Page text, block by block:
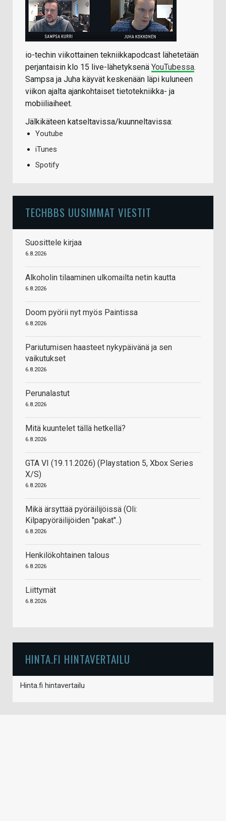
io-techin viikottainen tekniikkapodcast lähetetään
perjantaisin klo 15 live-lähetyksenä YouTubessa.
Sampsa ja Juha käyvät keskenään läpi kuluneen
viikon ajalta ajankohtaiset tietotekniikka- ja
mobiiliaiheet.
Jälkikäteen katseltavissa/kuunneltavissa:
Youtube
iTunes
Spotify
TECHBBS UUSIMMAT VIESTIT
Suosittele kirjaa
6.8.2026
Alkoholin tilaaminen ulkomailta netin kautta
6.8.2026
Doom pyörii nyt myös Paintissa
6.8.2026
Pariutumisen haasteet nykypäivänä ja sen
vaikutukset
6.8.2026
Perunalastut
6.8.2026
Mitä kuuntelet tällä hetkellä?
6.8.2026
GTA VI (19.11.2026) (Playstation 5, Xbox Series
X/S)
6.8.2026
Mikä ärsyttää pyöräilijöissä (Oli:
Kilpapyöräilijöiden "pakat"..)
6.8.2026
Henkilökohtainen talous
6.8.2026
Liittymät
6.8.2026
HINTA.FI HINTAVERTAILU
Hinta.fi hintavertailu